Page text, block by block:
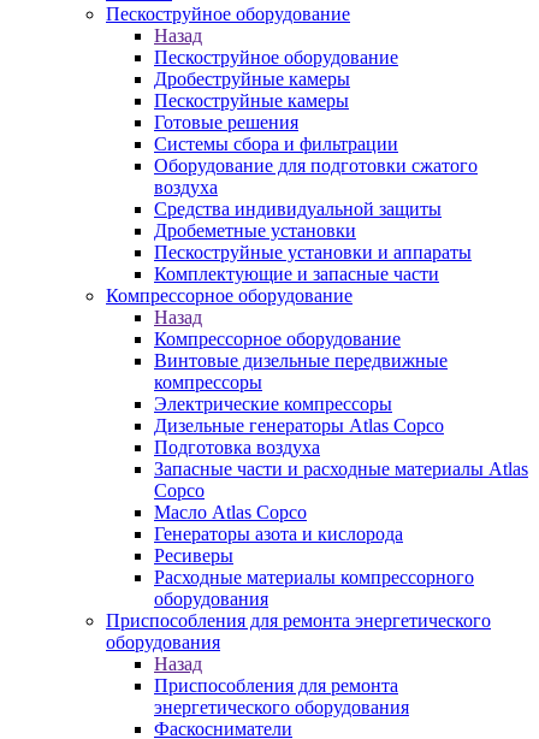
Пескоструйное оборудование
Назад
Пескоструйное оборудование
Дробеструйные камеры
Пескоструйные камеры
Готовые решения
Системы сбора и фильтрации
Оборудование для подготовки сжатого
воздуха
Средства индивидуальной защиты
Дробеметные установки
Пескоструйные установки и аппараты
Комплектующие и запасные части
Компрессорное оборудование
Назад
Компрессорное оборудование
Винтовые дизельные передвижные
компрессоры
Электрические компрессоры
Дизельные генераторы Atlas Copco
Подготовка воздуха
Запасные части и расходные материалы Atlas
Copco
Масло Atlas Copco
Генераторы азота и кислорода
Ресиверы
Расходные материалы компрессорного
оборудования
Приспособления для ремонта энергетического
оборудования
Назад
Приспособления для ремонта
энергетического оборудования
Фаскосниматели